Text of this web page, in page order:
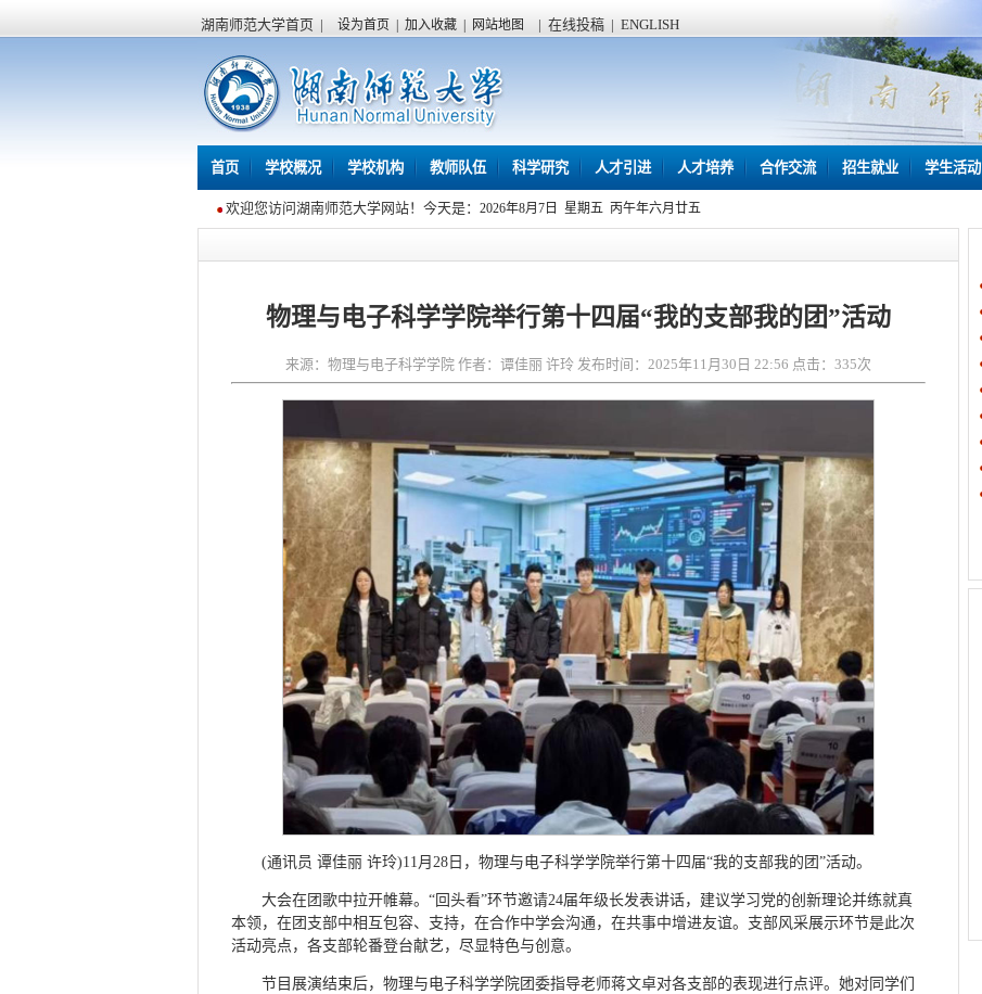
湖南师范大学首页 | 设为首页 加入收藏 网站地图 | 在线投稿 | ENGLISH
首页 学校概况 学校机构 教师队伍 科学研究 人才引进 人才培养 合作交流 招生就业 学生活动
欢迎您访问湖南师范大学网站！今天是： 2026年8月7日 星期五 丙午年六月廿五
物理与电子科学学院举行第十四届“我的支部我的团”活动
来源：物理与电子科学学院 作者：谭佳丽 许玲 发布时间：2025年11月30日 22:56 点击： 335次
(通讯员 谭佳丽 许玲)11月28日，物理与电子科学学院举行第十四届“我的支部我的团”活动。
大会在团歌中拉开帷幕。“回头看”环节邀请24届年级长发表讲话，建议学习党的创新理论并练就真
本领，在团支部中相互包容、支持，在合作中学会沟通，在共事中增进友谊。支部风采展示环节是此次
活动亮点，各支部轮番登台献艺，尽显特色与创意。
节目展演结束后，物理与电子科学学院团委指导老师蒋文卓对各支部的表现进行点评。她对同学们